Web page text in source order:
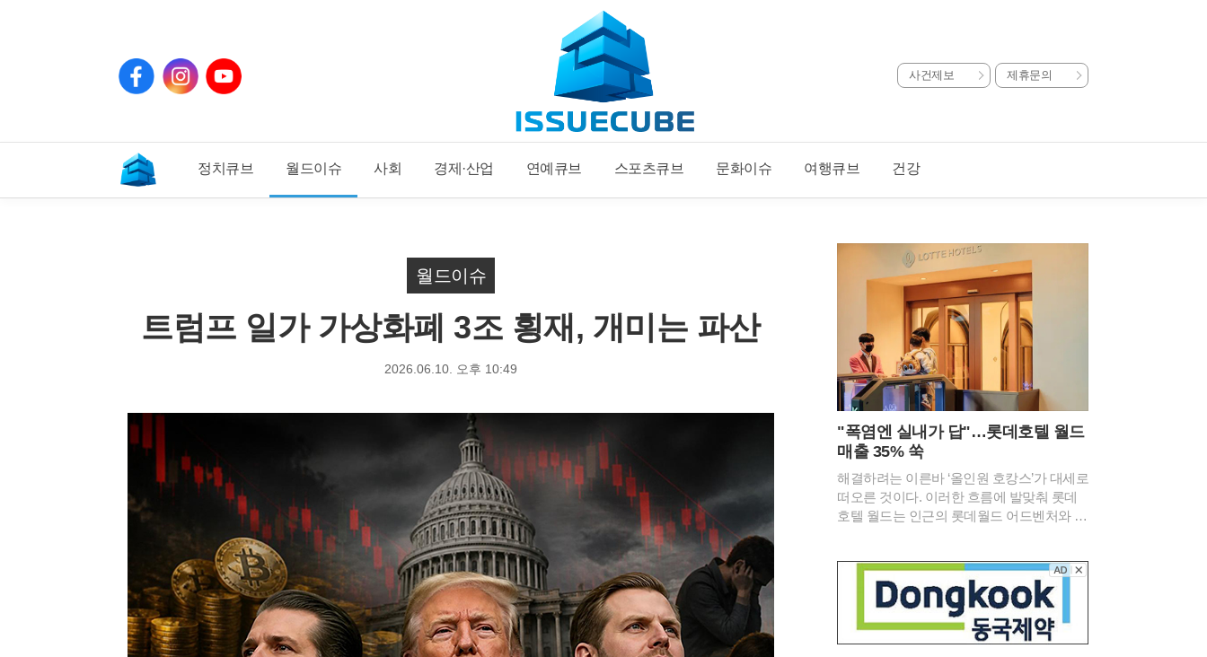
사건제보 제휴문의
페
이
스
인
스
타
유
튜
브
기
사
정치큐브 월드이슈 사회 경제·산업 연예큐브 스포츠큐브 문화이슈 여행큐브 건강
월드이슈
트럼프 일가 가상화폐 3조 횡재, 개미는 파산
2026.06.10. 오후 10:49
"폭염엔 실내가 답"…롯데호텔 월드
매출 35% 쑥
해결하려는 이른바 ‘올인원 호캉스’가 대세로
떠오른 것이다. 이러한 흐름에 발맞춰 롯데
호텔 월드는 인근의 롯데월드 어드벤처와 아
며 여름 휴가객 유치에 총력을 기울이고 있
다. 날씨의 제약 없이 잠실의 랜드마크를 즐
길 수 있다는 점이 방학을 맞은 자녀 동반 가
족들에게 큰 매력으로 다가오고 있다.이번
시즌의 주력 상품인 ‘액티비티 인 월드’ 패키